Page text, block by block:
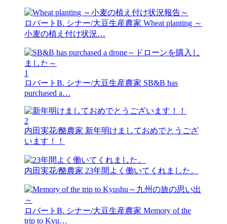
ロバートB. シナー/大豆生産農家 Wheat planting ～
小麦の植え付け状況…
1
ロバートB. シナー/大豆生産農家 SB&B has
purchased a…
2
内田実花/酪農家 新年明けましておめでとうござ
います！！
内田実花/酪農家 23年間よく働いてくれました。
ロバートB. シナー/大豆生産農家 Memory of the
trip to Kyu…